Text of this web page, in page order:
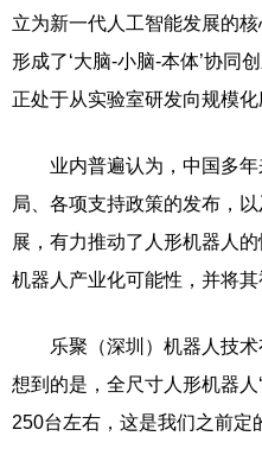
立为新一代人工智能发展的
形成了‘大脑-小脑-本体’协同
正处于从实验室研发向规模
业内普遍认为，中国多年
局、各项支持政策的发布，
展，有力推动了人形机器人
机器人产业化可能性，并将其
乐聚（深圳）机器人技术
想到的是，全尺寸人形机器人
250台左右，这是我们之前定